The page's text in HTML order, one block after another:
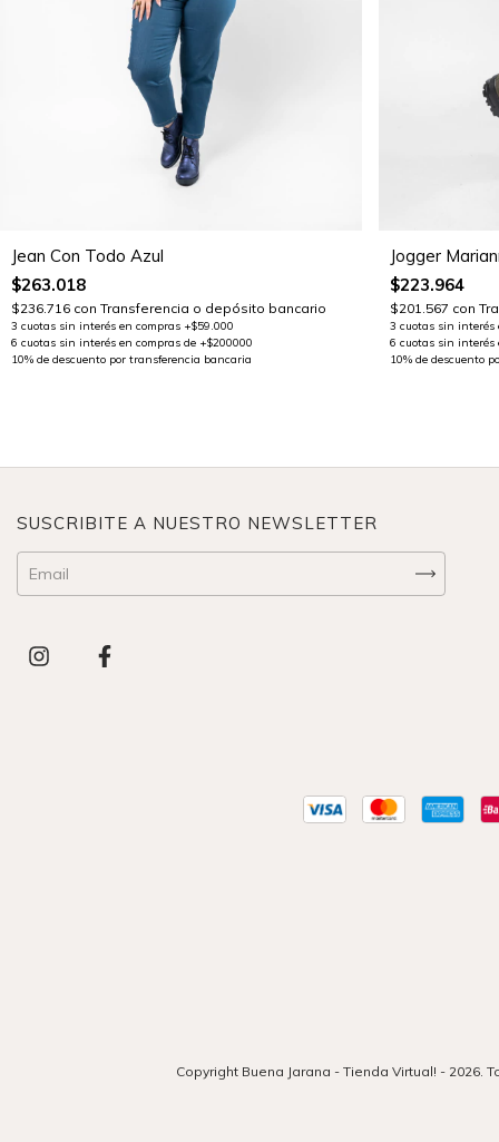
Jean Con Todo Azul
$263.018
$236.716 con Transferencia o depósito bancario
Jogger
$223.964
$201.567 con
SUSCRIBITE A NUESTRO NEWSLETTER
Copyright Buena Jarana - Tienda Virtual! - 2026.